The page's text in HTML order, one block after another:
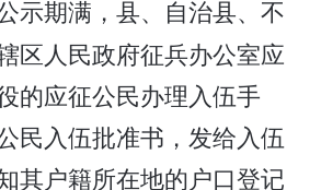
示期满，县、自治县、不
区人民政府征兵办公室应
的应征公民办理入伍手
民入伍批准书，发给入伍
其户籍所在地的户口登记